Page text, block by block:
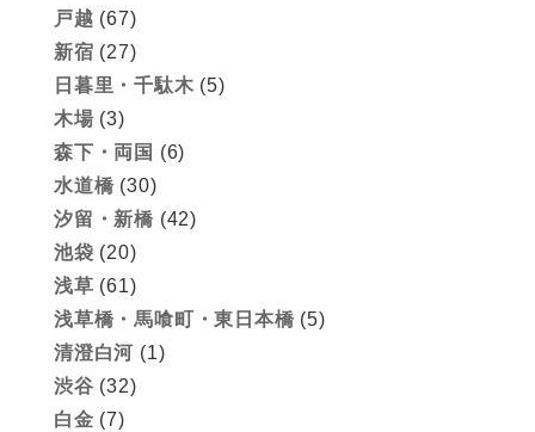
戸越 (67)
新宿 (27)
日暮里・千駄木 (5)
木場 (3)
森下・両国 (6)
水道橋 (30)
汐留・新橋 (42)
池袋 (20)
浅草 (61)
浅草橋・馬喰町・東日本橋 (5)
清澄白河 (1)
渋谷 (32)
白金 (7)